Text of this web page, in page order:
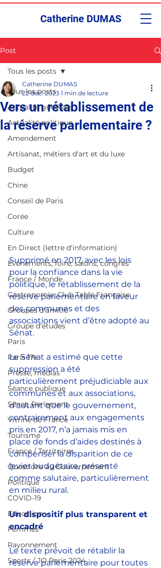
Catherine DUMAS
Post
Tous les posts
Actualité générale
Actualité politique
Amendement
Artisanat, métiers d'art et du luxe
Budget
Chine
Conseil de Paris
Corée
Culture
En Direct (lettre d'information)
Evènements, foire, salons, congrès
France / Monde
Gastronomie, Club Table Française
Groupes d'amitié
Groupe d'études
Paris
Paris 17e
Presse, médias
Séance publique
Sénat, Parlement
Vitrine de France
Tourisme
France / Territoires
Questions au Gouvernement
Politique
COVID-19
Education
Femmes
Rayonnement
Sports / JO Paris 2024
Tous les posts
Vers un rétablissement de
la réserve parlementaire ?
Catherine DUMAS
22 déc. 2023 1 min de lecture
Supprimé en 2017, avec les lois
pour la confiance dans la vie
politique, le rétablissement de la
réserve parlementaire en faveur
des communes et des
associations vient d’être adopté au
Sénat.
Le Sénat a estimé que cette
suppression a été
particulièrement préjudiciable aux
communes et aux associations,
d’autant que le gouvernement,
contrairement aux engagements
pris en 2017, n’a jamais mis en
place de fonds d’aides destinés à
compenser la disparition de ce
levier budgétaire, présenté
comme salutaire, particulièrement
en milieu rural.
Un dispositif plus transparent et
encadré
Le texte prévoit de rétablir la
réserve parlementaire pour toutes